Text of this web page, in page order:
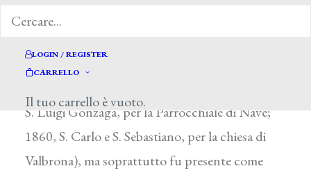
LOGIN / REGISTER
CARRELLO
Il tuo carrello è vuoto.
1876 partecipò alle annuali braidensi con
S. Luigi Gonzaga, per la Parrocchiale di Nave;
1860, S. Carlo e S. Sebastiano, per la chiesa di
Valbrona), ma soprattutto fu presente come